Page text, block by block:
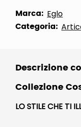
Marca: Eglo
Categoria:
Descrizione
Collezione
LO STILE CHE TI